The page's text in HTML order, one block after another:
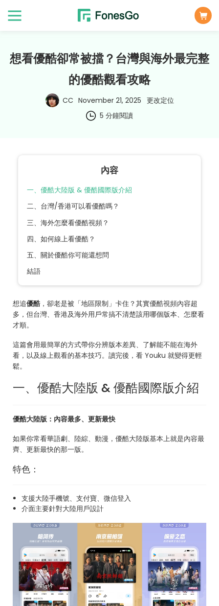
想看優酷卻常被擋？台灣與海外最完整
的優酷觀看攻略
CC November 21, 2025 更改定位
5 分鐘閱讀
內容
一、優酷大陸版 & 優酷國際版介紹
二、台灣/香港可以看優酷嗎？
三、海外怎麼看優酷視頻？
四、如何線上看優酷？
五、關於優酷你可能還想問
結語
想追優酷 ，卻老是被「地區限制」卡住？其實優酷視頻內容超
多，但台灣、香港及海外用戶常搞不清楚該用哪個版本、怎麼看
才順。
這篇會用最簡單的方式帶你分辨版本差異、了解能不能在海外
看，以及線上觀看的基本技巧。讀完後，看 Youku 就變得更輕
鬆。
一、優酷大陸版 & 優酷國際版介紹
優酷大陸版：內容最多、更新最快
如果你常看華語劇、陸綜、動漫，優酷大陸版基本上就是內容最
齊、更新最快的那一版。
特色：
支援大陸手機號、支付寶、微信登入
介面主要針對大陸用戶設計